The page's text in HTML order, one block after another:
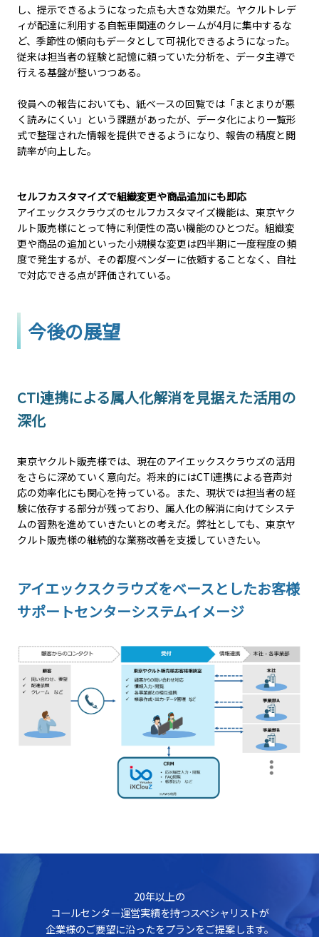
し、提示できるようになった点も大きな効果だ。ヤクルトレデ
ィが配達に利用する自転車関連のクレームが4月に集中するな
ど、季節性の傾向もデータとして可視化できるようになった。
従来は担当者の経験と記憶に頼っていた分析を、データ主導で
行える基盤が整いつつある。
役員への報告においても、紙ベースの回覧では「まとまりが悪
く読みにくい」という課題があったが、データ化により一覧形
式で整理された情報を提供できるようになり、報告の精度と閲
読率が向上した。
セルフカスタマイズで組織変更や商品追加にも即応
アイエックスクラウズのセルフカスタマイズ機能は、東京ヤク
ルト販売様にとって特に利便性の高い機能のひとつだ。組織変
更や商品の追加といった小規模な変更は四半期に一度程度の頻
度で発生するが、その都度ベンダーに依頼することなく、自社
で対応できる点が評価されている。
今後の展望
CTI連携による属人化解消を見据えた活用の
深化
東京ヤクルト販売様では、現在のアイエックスクラウズの活用
をさらに深めていく意向だ。将来的にはCTI連携による音声対
応の効率化にも関心を持っている。また、現状では担当者の経
験に依存する部分が残っており、属人化の解消に向けてシステ
ムの習熟を進めていきたいとの考えだ。弊社としても、東京ヤ
クルト販売様の継続的な業務改善を支援していきたい。
アイエックスクラウズをベースとしたお客様
サポートセンターシステムイメージ
20年以上の
コールセンター運営実績を持つスペシャリストが
企業様のご要望に沿ったをプランをご提案します。